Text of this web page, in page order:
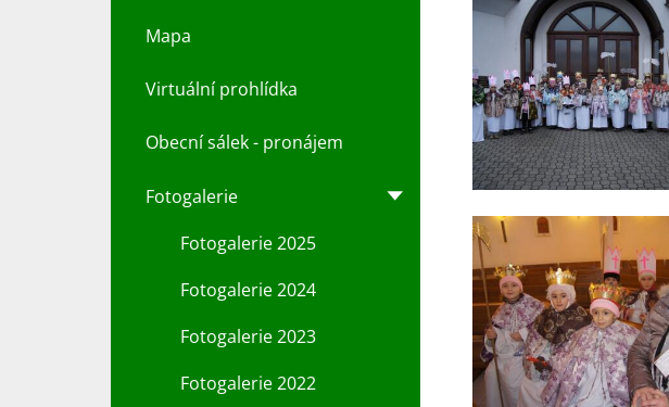
Mapa
Virtuální prohlídka
Obecní sálek - pronájem
Fotogalerie
Fotogalerie 2025
Fotogalerie 2024
Fotogalerie 2023
Fotogalerie 2022